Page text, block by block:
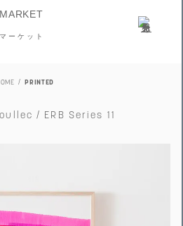
ーケット
PRINTED
/ ERB Series 11